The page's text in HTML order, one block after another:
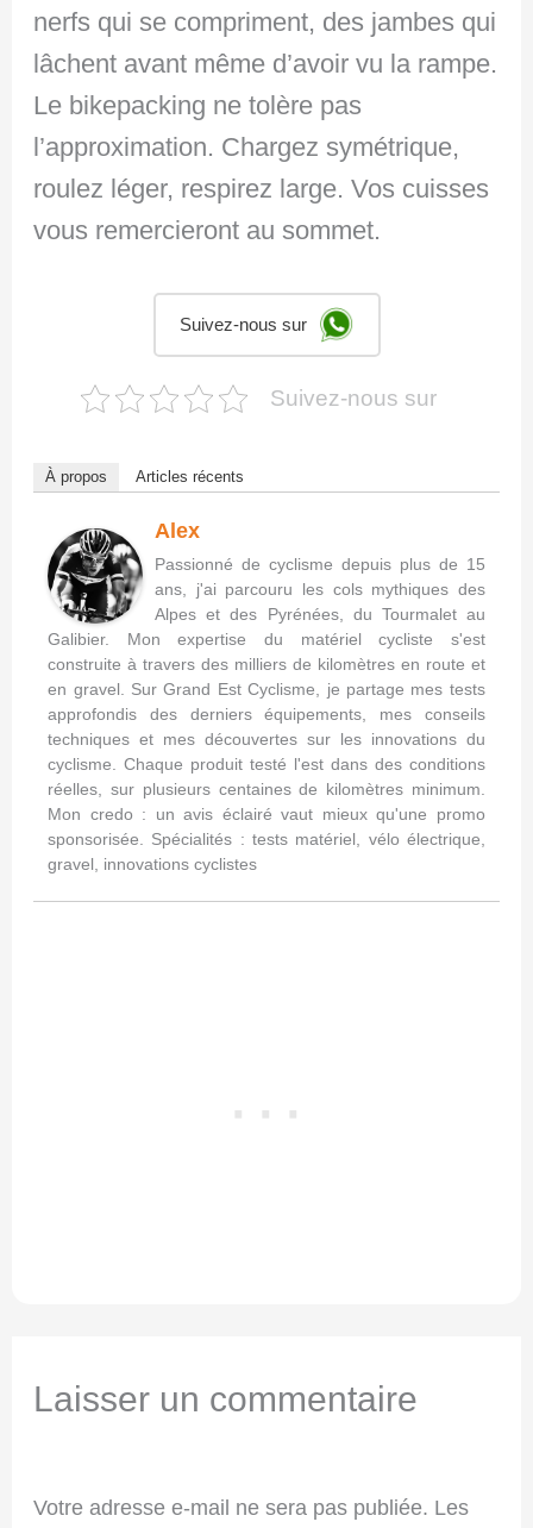
nerfs qui se compriment, des jambes qui
lâchent avant même d’avoir vu la rampe.
Le bikepacking ne tolère pas
l’approximation. Chargez symétrique,
roulez léger, respirez large. Vos cuisses
vous remercieront au sommet.
Suivez-nous sur
Suivez-nous sur
À propos Articles récents
Alex
Passionné de cyclisme depuis plus de 15
ans, j'ai parcouru les cols mythiques des
Alpes et des Pyrénées, du Tourmalet au
Galibier. Mon expertise du matériel cycliste s'est
construite à travers des milliers de kilomètres en route et
en gravel. Sur Grand Est Cyclisme, je partage mes tests
approfondis des derniers équipements, mes conseils
techniques et mes découvertes sur les innovations du
cyclisme. Chaque produit testé l'est dans des conditions
réelles, sur plusieurs centaines de kilomètres minimum.
Mon credo : un avis éclairé vaut mieux qu'une promo
sponsorisée. Spécialités : tests matériel, vélo électrique,
gravel, innovations cyclistes
Laisser un commentaire
Votre adresse e-mail ne sera pas publiée. Les